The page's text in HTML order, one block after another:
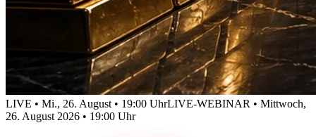
LIVE • Mi., 26. August • 19:00 UhrLIVE-WEBINAR • Mittwoch,
26. August 2026 • 19:00 Uhr